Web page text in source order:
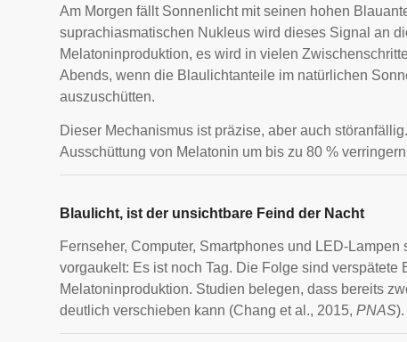
Am Morgen fällt Sonnenlicht mit seinen hohen
suprachiasmatischen Nukleus wird dieses Signal an
Melatoninproduktion, es wird in vielen
Abends, wenn die Blaulichtanteile im natürlichen
auszuschütten.
Dieser Mechanismus ist präzise, aber auch
Ausschüttung von Melatonin um bis zu 80 %
Blaulicht, ist der unsichtbare Feind der Nacht
Fernseher, Computer, Smartphones und LED-
vorgaukelt: Es ist noch Tag. Die Folge sind
Melatoninproduktion. Studien belegen, dass bereits
deutlich verschieben kann (Chang et al., 2015, PNAS).